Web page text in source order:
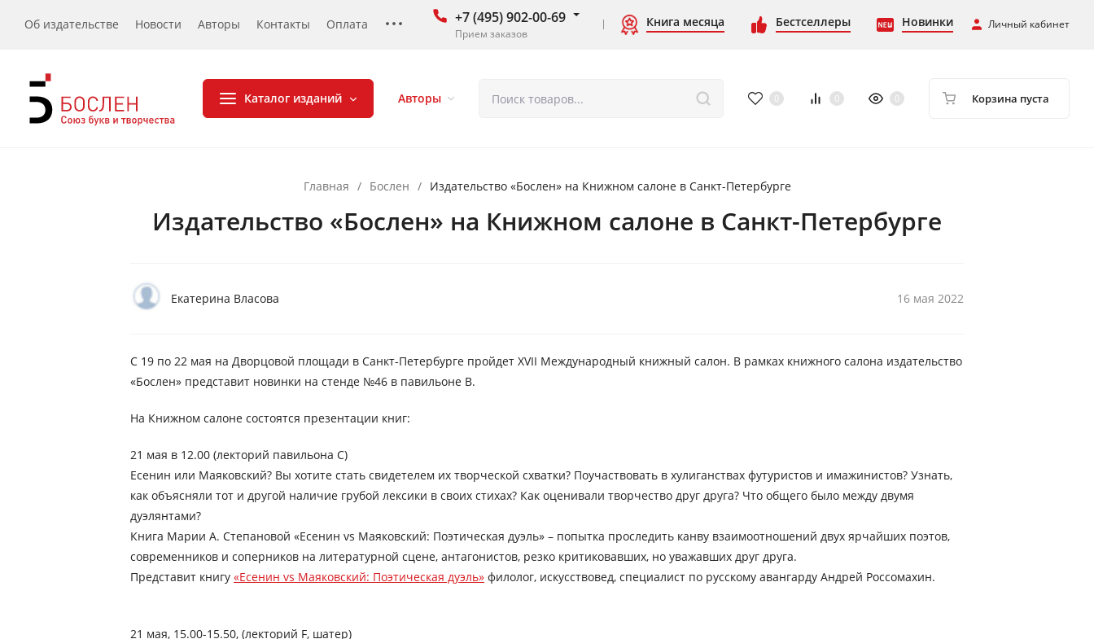
Об издательстве Новости Авторы Контакты Оплата +7 (495) 902-00-69
Прием заказов
Книга месяца Бестселлеры Новинки Личный кабинет
Каталог изданий Авторы 0 0 0 Корзина пуста
Главная / Бослен / Издательство «Бослен» на Книжном салоне в Санкт-Петербурге
Издательство «Бослен» на Книжном салоне в Санкт-Петербурге
Екатерина Власова 16 мая 2022
C 19 по 22 мая на Дворцовой площади в Санкт-Петербурге пройдет XVII Международный книжный салон. В рамках книжного салона издательство
«Бослен» представит новинки на стенде №46 в павильоне В.
На Книжном салоне состоятся презентации книг:
21 мая в 12.00 (лекторий павильона С)
Есенин или Маяковский? Вы хотите стать свидетелем их творческой схватки? Поучаствовать в хулиганствах футуристов и имажинистов? Узнать,
как объясняли тот и другой наличие грубой лексики в своих стихах? Как оценивали творчество друг друга? Что общего было между двумя
дуэлянтами?
Книга Марии А. Степановой «Есенин vs Маяковский: Поэтическая дуэль» – попытка проследить канву взаимоотношений двух ярчайших поэтов,
современников и соперников на литературной сцене, антагонистов, резко критиковавших, но уважавших друг друга.
Представит книгу «Есенин vs Маяковский: Поэтическая дуэль» филолог, искусствовед, специалист по русскому авангарду Андрей Россомахин.
21 мая, 15.00-15.50, (лекторий F, шатер)